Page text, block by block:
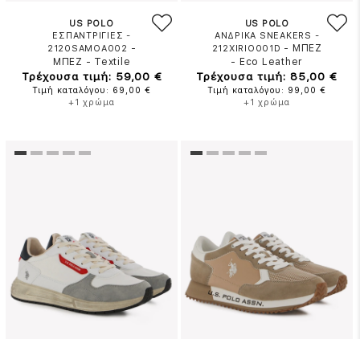
US POLO
ΕΣΠΑΝΤΡΙΓΙΕΣ -
2120SAMOA002 -
ΜΠΕΖ - Textile
Τρέχουσα τιμή: 59,00 €
Τιμή καταλόγου: 69,00 €
+1 χρώμα
US POLO
ΑΝΔΡΙΚΑ SNEAKERS -
212XIRIO001D - ΜΠΕΖ
- Eco Leather
Τρέχουσα τιμή: 85,00 €
Τιμή καταλόγου: 99,00 €
+1 χρώμα